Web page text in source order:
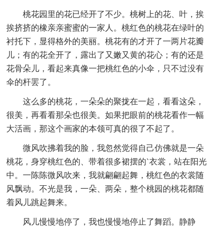
桃花园里的花已经开了不少。桃树上的花、叶，挨
挨挤挤的橡亲亲蜜蜜的一家人。桃红色的桃花在绿叶的
衬托下，显得格外的美丽。桃花有的才开了一两片花瓣
儿；有的花全开了，露出了又嫩又黄的花心；有的还是
花骨朵儿，看起来真像一把桃红色的小伞，只不过没有
伞的杆罢了。
这么多的桃花，一朵朵的聚拢在一起，看看这朵，
很美，再看看那朵也很美。如果把眼前的桃花看作一幅
大活画，那这个画家的本领可真的很了不起了。
微风吹拂着我的脸，我忽然觉得自己仿佛就是一朵
桃花，身穿桃红色的、带着很多裙摆的`衣裳，站在阳光
中。一陈陈微风吹来，我就翩翩起舞，桃红色的衣裳随
风飘动。不光是我，一朵、两朵，整个桃园的桃花都随
着风儿跳起舞来。
风儿慢慢地停了，我也慢慢地停止了舞蹈。静静